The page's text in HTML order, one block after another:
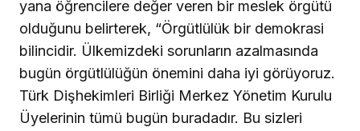
yana öğrencilere değer veren bir meslek örgütü
olduğunu belirterek, “Örgütlülük bir demokrasi
bilincidir. Ülkemizdeki sorunların azalmasında
bugün örgütlülüğün önemini daha iyi görüyoruz.
Türk Dişhekimleri Birliği Merkez Yönetim Kurulu
Üyelerinin tümü bugün buradadır. Bu sizleri